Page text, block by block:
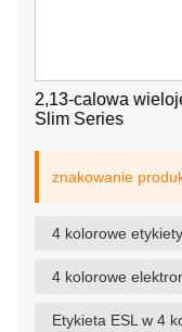
2,13-calowa
Slim Series
znakowanie
Etykieta ESL w 4